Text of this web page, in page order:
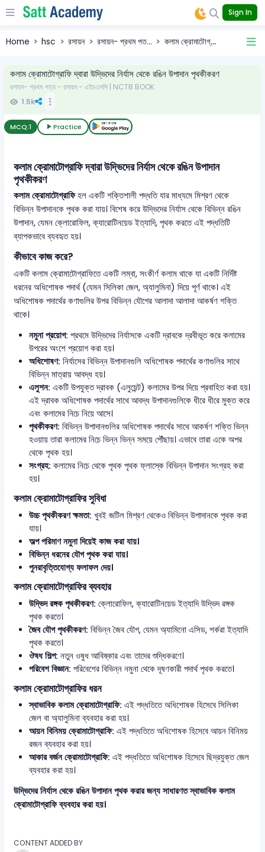
Sign In
Home hsc রসায়ন রসায়ন- প্রথম পত... কলাম ক্রোমাটোগ্...
কলাম ক্রোমাটোগ্রাফি দ্বারা উদ্ভিদের নির্যাস থেকে রঙিন উপাদান পৃথকীকরণ
রসায়ন- প্রথম পত্র - রসায়ন - এইচএসসি | NCTB BOOK
1.5k
MCQ:1 Practice
কলাম ক্রোমাটোগ্রাফি দ্বারা উদ্ভিদের নির্যাস থেকে রঙিন উপাদান
পৃথকীকরণ
কলাম ক্রোমাটোগ্রাফিহল একটি শক্তিশালী পদ্ধতি যার মাধ্যমে মিশ্রণ থেকে
বিভিন্ন উপাদানকে পৃথক করা যায়। বিশেষ করে উদ্ভিদের নির্যাস থেকে বিভিন্ন রঙিন
উপাদান, যেমন ক্লোরোফিল, ক্যারোটিনয়েড ইত্যাদি, পৃথক করতে এই পদ্ধতিটি
ব্যাপকভাবে ব্যবহৃত হয়।
কীভাবে কাজ করে?
একটি কলাম ক্রোমাটোগ্রাফিতে একটি লম্বা, সংকীর্ণ কলাম থাকে যা একটি নির্দিষ্ট
ধরনের অধিশোষক পদার্থ (যেমন সিলিকা জেল, অ্যালুমিনা) দিয়ে পূর্ণ থাকে। এই
অধিশোষক পদার্থের কণাগুলির উপর বিভিন্ন যৌগের আলাদা আলাদা আকর্ষণ শক্তি
থাকে।
নমুনা প্রয়োগ: প্রথমে উদ্ভিদের নির্যাসকে একটি দ্রাবকে দ্রবীভূত করে কলামের
উপরের অংশে প্রয়োগ করা হয়।
অধিশোষণ: নির্যাসের বিভিন্ন উপাদানগুলি অধিশোষক পদার্থের কণাগুলির সাথে
বিভিন্ন মাত্রায় আবদ্ধ হয়।
এলুশন: একটি উপযুক্ত দ্রাবক (এলুয়েন্ট) কলামের উপর দিয়ে প্রবাহিত করা হয়।
এই দ্রাবক অধিশোষক পদার্থের সাথে আবদ্ধ উপাদানগুলিকে ধীরে ধীরে মুক্ত করে
এবং কলামের নিচে নিয়ে আসে।
পৃথকীকরণ: বিভিন্ন উপাদানগুলির অধিশোষক পদার্থের সাথে আকর্ষণ শক্তি ভিন্ন
হওয়ায় তারা কলামের নিচে ভিন্ন ভিন্ন সময়ে পৌঁছায়। এভাবে তারা একে অপর
থেকে পৃথক হয়।
সংগ্রহ: কলামের নিচে থেকে পৃথক পৃথক ফ্লাস্কে বিভিন্ন উপাদান সংগ্রহ করা
হয়।
কলাম ক্রোমাটোগ্রাফির সুবিধা
উচ্চ পৃথকীকরণ ক্ষমতা: খুবই জটিল মিশ্রণ থেকেও বিভিন্ন উপাদানকে পৃথক করা
যায়।
অল্প পরিমাণ নমুনা দিয়েই কাজ করা যায়।
বিভিন্ন ধরনের যৌগ পৃথক করা যায়।
পুনরাবৃত্তিযোগ্য ফলাফল দেয়।
কলাম ক্রোমাটোগ্রাফির ব্যবহার
উদ্ভিদ রঙ্গক পৃথকীকরণ: ক্লোরোফিল, ক্যারোটিনয়েড ইত্যাদি উদ্ভিদ রঙ্গক
পৃথক করতে।
জৈব যৌগ পৃথকীকরণ: বিভিন্ন জৈব যৌগ, যেমন অ্যামিনো এসিড, শর্করা ইত্যাদি
পৃথক করতে।
ঔষধ শিল্প: নতুন ওষুধ আবিষ্কার এবং তাদের শুদ্ধিকরণে।
পরিবেশ বিজ্ঞান: পরিবেশের বিভিন্ন নমুনা থেকে দূষণকারী পদার্থ পৃথক করতে।
কলাম ক্রোমাটোগ্রাফির ধরন
স্বাভাবিক কলাম ক্রোমাটোগ্রাফি: এই পদ্ধতিতে অধিশোষক হিসেবে সিলিকা
জেল বা অ্যালুমিনা ব্যবহার করা হয়।
আয়ন বিনিময় ক্রোমাটোগ্রাফি: এই পদ্ধতিতে অধিশোষক হিসেবে আয়ন বিনিময়
রজন ব্যবহার করা হয়।
আকার বর্জন ক্রোমাটোগ্রাফি: এই পদ্ধতিতে অধিশোষক হিসেবে ছিদ্রযুক্ত জেল
ব্যবহার করা হয়।
উদ্ভিদের নির্যাস থেকে রঙিন উপাদান পৃথক করার জন্য সাধারণত স্বাভাবিক কলাম
ক্রোমাটোগ্রাফি ব্যবহার করা হয়।
CONTENT ADDED BY